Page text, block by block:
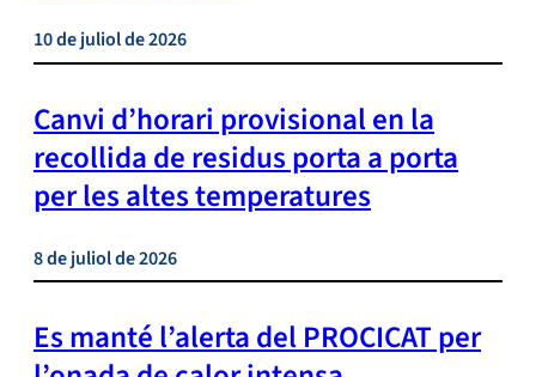
10 de juliol de 2026
Canvi d’horari provisional en la
recollida de residus porta a porta
per les altes temperatures
8 de juliol de 2026
Es manté l’alerta del PROCICAT per